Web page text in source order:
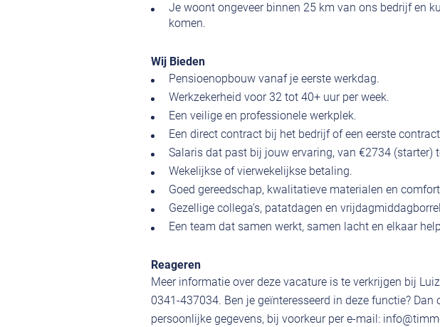
Je woont ongeveer binnen 25 km van ons bedrijf en
komen.
Wij Bieden
Pensioenopbouw vanaf je eerste werkdag.
Werkzekerheid voor 32 tot 40+ uur per week.
Een veilige en professionele werkplek.
Een direct contract bij het bedrijf of een eerste
Salaris dat past bij jouw ervaring, van €2734 (starter)
Wekelijkse of vierwekelijkse betaling.
Goed gereedschap, kwalitatieve materialen en
Gezellige collega’s, patatdagen en
Een team dat samen werkt, samen lacht en elkaar
Reageren
Meer informatie over deze vacature is te verkrijgen bij
0341-437034. Ben je geïnteresseerd in deze functie?
persoonlijke gegevens, bij voorkeur per e-mail: